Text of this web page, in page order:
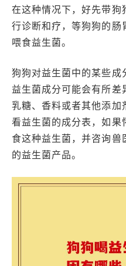
在这种情况下，好先带
行诊断和疗，等狗狗的
喂食益生菌。
狗狗对益生菌中的某些成
益生菌成分可能会有所
乳糖、香料或者其他添
看益生菌的成分表，如
食这种益生菌，并咨询兽
的益生菌产品。